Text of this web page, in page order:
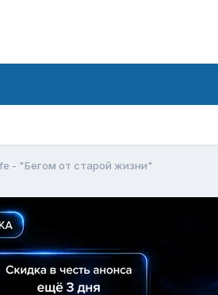
- "Бегом от старой жизни"